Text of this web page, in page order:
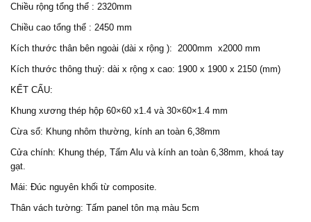
Chiều rộng tổng thể : 2320mm
Chiều cao tổng thể : 2450 mm
Kích thước thân bên ngoài (dài x rộng ): 2000mm x2000 mm
Kích thước thông thuỷ: dài x rộng x cao: 1900 x 1900 x 2150 (mm)
KẾT CẤU:
Khung xương thép hộp 60×60 x1.4 và 30×60×1.4 mm
Cừa sổ: Khung nhôm thường, kính an toàn 6,38mm
Cửa chính: Khung thép, Tấm Alu và kính an toàn 6,38mm, khoá tay
gạt.
Mái: Đúc nguyên khối từ composite.
Thân vách tường: Tấm panel tôn mạ màu 5cm